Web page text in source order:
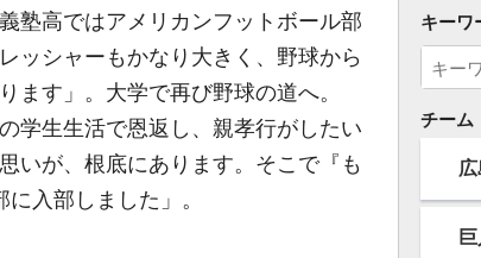
塾高ではアメリカンフットボール部
ッシャーもかなり大きく、野球から
ます」。大学で再び野球の道へ。
学生生活で恩返し、親孝行がしたい
いが、根底にあります。そこで『も
入部しました」。
キーワ
チーム
広